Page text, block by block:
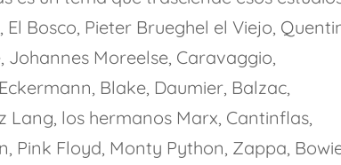
Bosco, Pieter Brueghel el Viejo,
Johannes Moreelse, Caravaggio,
Blake, Daumier, Balzac,
Lang, los hermanos Marx, Cantinflas,
Pink Floyd, Monty Python, Zappa,